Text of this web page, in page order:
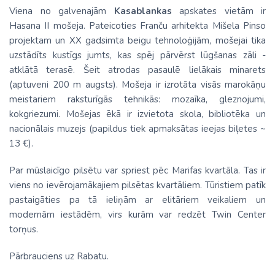
Viena no galvenajām Kasablankas apskates vietām ir
Hasana II mošeja. Pateicoties Franču arhitekta Mišela Pinso
projektam un XX gadsimta beigu tehnoloģijām, mošejai tika
uzstādīts kustīgs jumts, kas spēj pārvērst lūgšanas zāli -
atklātā terasē. Šeit atrodas pasaulē lielākais minarets
(aptuveni 200 m augsts). Mošeja ir izrotāta visās marokāņu
meistariem raksturīgās tehnikās: mozaīka, gleznojumi,
kokgriezumi. Mošejas ēkā ir izvietota skola, bibliotēka un
nacionālais muzejs (papildus tiek apmaksātas ieejas biļetes ~
13 €).
Par mūslaicīgo pilsētu var spriest pēc Marifas kvartāla. Tas ir
viens no ievērojamākajiem pilsētas kvartāliem. Tūristiem patīk
pastaigāties pa tā ieliņām ar elitāriem veikaliem un
modernām iestādēm, virs kurām var redzēt Twin Center
torņus.
Pārbrauciens uz Rabatu.